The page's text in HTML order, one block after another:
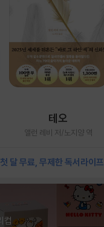
테오
앨런 레비 저/노지양 역
첫 달 무료, 무제한 독서라이프
컵